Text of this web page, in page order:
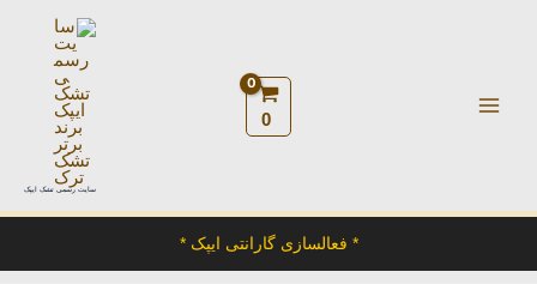
0
سایت رسمی تشک ایپک
* فعالسازی گارانتی ایپک *